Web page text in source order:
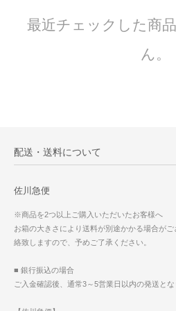
最近チェックした商
ん。
配送・送料について
佐川急便
※商品を2つ以上ご購入いただいたお客様へ
お箱の大きさにより送料が別途かかる場合が
絡致しますので、予めご了承ください。
■ 銀行振込の場合
ご入金確認後、通常3～5営業日以内の発送とな